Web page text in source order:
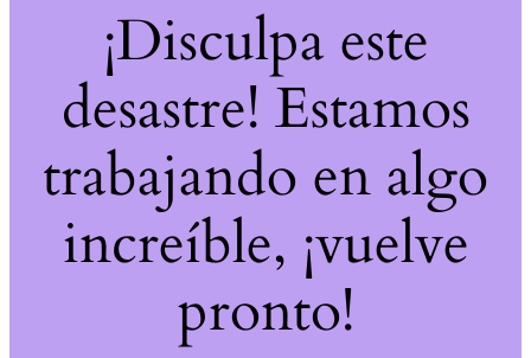
¡Disculpa este
desastre! Estamos
trabajando en algo
increíble, ¡vuelve
pronto!